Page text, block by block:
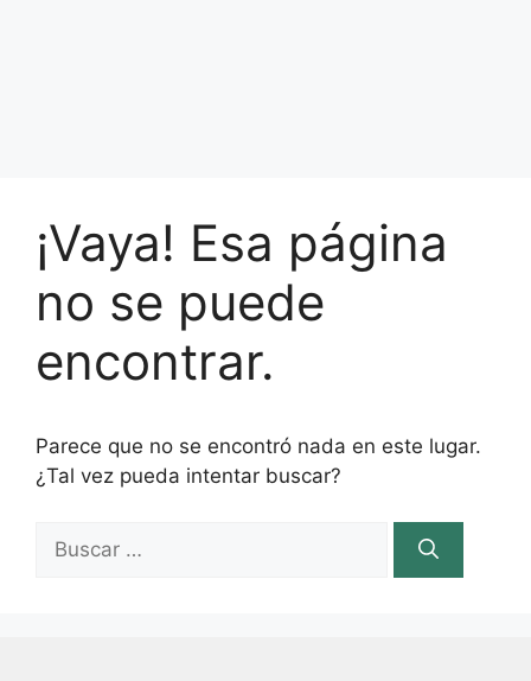
¡Vaya! Esa página
no se puede
encontrar.
Parece que no se encontró nada en este lugar.
¿Tal vez pueda intentar buscar?